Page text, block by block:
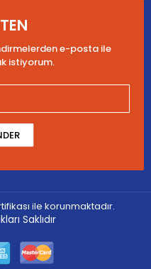
e-posta ile
istiyorum.
ile korunmaktadır.
Saklıdır